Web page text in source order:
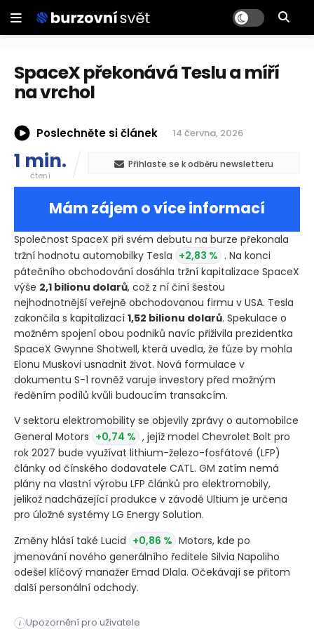
SpaceX překonává Teslu a míří
na vrchol
Poslechněte si článek 14 června, 2026
1 min.
čtení
Přihlaste se k odběru newsletteru
Mám zájem o více informací
Společnost SpaceX při svém debutu na burze překonala
tržní hodnotu automobilky Tesla +2,83 % . Na konci
pátečního obchodování dosáhla tržní kapitalizace SpaceX
výše 2,1 bilionu dolarů, což z ní činí šestou
nejhodnotnější veřejně obchodovanou firmu v USA. Tesla
zakončila s kapitalizací 1,52 bilionu dolarů. Spekulace o
možném spojení obou podniků navíc přiživila prezidentka
SpaceX Gwynne Shotwell, která uvedla, že fúze by mohla
Elonu Muskovi usnadnit život. Nová formulace v
dokumentu S-1 rovněž varuje investory před možným
ředěním podílů kvůli budoucím transakcím.
V sektoru elektromobility se objevily zprávy o automobilce
General Motors +0,74 % , jejíž model Chevrolet Bolt pro
rok 2027 bude využívat lithium-železo-fosfátové (LFP)
články od čínského dodavatele CATL. GM zatím nemá
plány na vlastní výrobu LFP článků pro elektromobily,
jelikož nadcházející produkce v závodě Ultium je určena
pro úložné systémy LG Energy Solution.
Změny hlásí také Lucid +0,86 % Motors, kde po
jmenování nového generálního ředitele Silvia Napoliho
odešel klíčový manažer Emad Dlala. Očekávají se přitom
další personální odchody.
i Upozornění pro uživatele